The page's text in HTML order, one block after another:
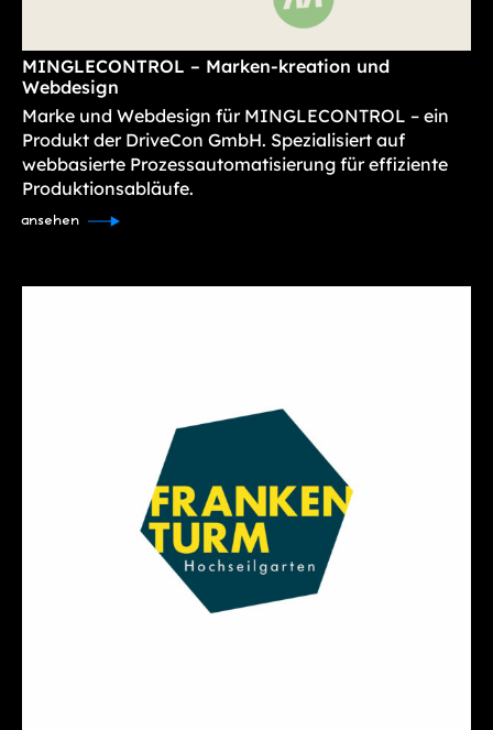
MINGLECONTROL – Marken-kreation und
Webdesign
Marke und Webdesign für MINGLECONTROL – ein
Produkt der DriveCon GmbH. Spezialisiert auf
webbasierte Prozessautomatisierung für effiziente
Produktionsabläufe.
ansehen